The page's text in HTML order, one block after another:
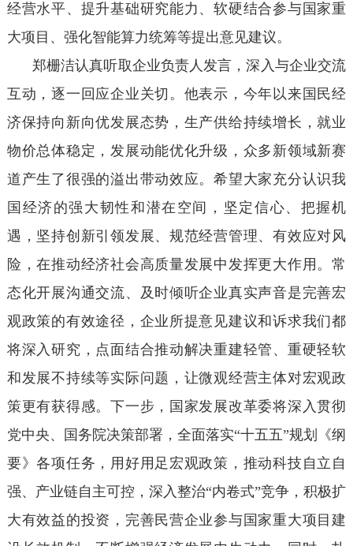
经营水平、提升基础研究能力、软硬结合参与国家重
大项目、强化智能算力统筹等提出意见建议。
郑栅洁认真听取企业负责人发言，深入与企业交流
互动，逐一回应企业关切。他表示，今年以来国民经
济保持向新向优发展态势，生产供给持续增长，就业
物价总体稳定，发展动能优化升级，众多新领域新赛
道产生了很强的溢出带动效应。希望大家充分认识我
国经济的强大韧性和潜在空间，坚定信心、把握机
遇，坚持创新引领发展、规范经营管理、有效应对风
险，在推动经济社会高质量发展中发挥更大作用。常
态化开展沟通交流、及时倾听企业真实声音是完善宏
观政策的有效途径，企业所提意见建议和诉求我们都
将深入研究，点面结合推动解决重建轻管、重硬轻软
和发展不持续等实际问题，让微观经营主体对宏观政
策更有获得感。下一步，国家发展改革委将深入贯彻
党中央、国务院决策部署，全面落实“十五五”规划《纲
要》各项任务，用好用足宏观政策，推动科技自立自
强、产业链自主可控，深入整治“内卷式”竞争，积极扩
大有效益的投资，完善民营企业参与国家重大项目建